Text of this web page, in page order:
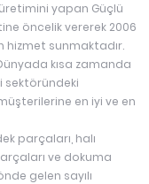
yapan Güçlü
öncelik vererek 2006
hizmet sunmaktadır.
kısa zamanda
sektöründeki
en iyi ve en
parçaları, halı
ve dokuma
gelen sayılı